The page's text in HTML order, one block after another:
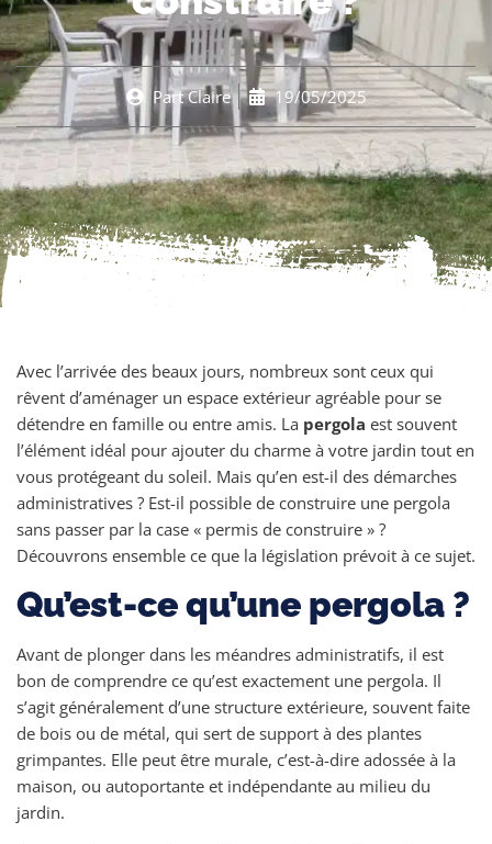
PartClaire 19/05/2025
Avec l’arrivée des beaux jours, nombreux sont ceux qui
rêvent d’aménager un espace extérieur agréable pour se
détendre en famille ou entre amis. La pergola est souvent
l’élément idéal pour ajouter du charme à votre jardin tout en
vous protégeant du soleil. Mais qu’en est-il des démarches
administratives ? Est-il possible de construire une pergola
sans passer par la case « permis de construire » ?
Découvrons ensemble ce que la législation prévoit à ce sujet.
Qu’est-ce qu’une pergola ?
Avant de plonger dans les méandres administratifs, il est
bon de comprendre ce qu’est exactement une pergola. Il
s’agit généralement d’une structure extérieure, souvent faite
de bois ou de métal, qui sert de support à des plantes
grimpantes. Elle peut être murale, c’est-à-dire adossée à la
maison, ou autoportante et indépendante au milieu du
jardin.